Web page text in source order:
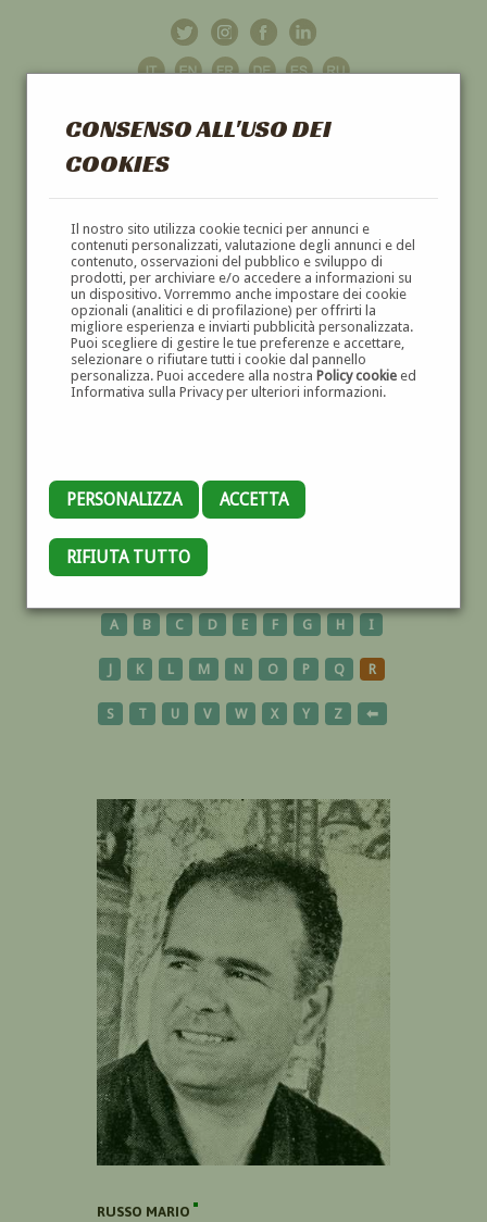
CONSENSO ALL'USO DEI
COOKIES
Il nostro sito utilizza cookie tecnici per annunci e
contenuti personalizzati, valutazione degli annunci e del
contenuto, osservazioni del pubblico e sviluppo di
prodotti, per archiviare e/o accedere a informazioni su
un dispositivo. Vorremmo anche impostare dei cookie
opzionali (analitici e di profilazione) per offrirti la
migliore esperienza e inviarti pubblicità personalizzata.
Puoi scegliere di gestire le tue preferenze e accettare,
selezionare o rifiutare tutti i cookie dal pannello
personalizza. Puoi accedere alla nostra Policy cookieed
Informativa sulla Privacy per ulteriori informazioni.
PERSONALIZZA ACCETTA
RIFIUTA TUTTO
GALLERIAD'ARTE
DIPINTI E SCULTURE '800 E '900
AUTORI
A B C D E F G H I
J K L M N O P Q R
S T U V W X Y Z ⬅
RUSSO MARIO